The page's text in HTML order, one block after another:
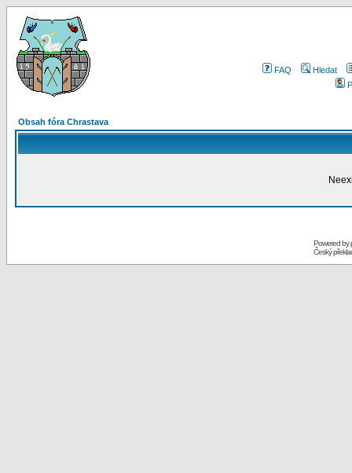
FAQ
Hledat
Obsah fóra Chrastava
Powered by
Český